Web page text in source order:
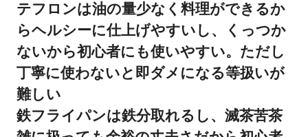
テフロンは油の量少なく料理ができるか
らヘルシーに仕上げやすいし、くっつか
ないから初心者にも使いやすい。ただし
丁寧に使わないと即ダメになる等扱いが
難しい
鉄フライパンは鉄分取れるし、滅茶苦茶